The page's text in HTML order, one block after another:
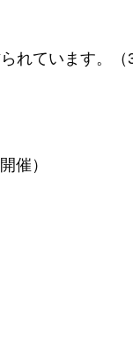
れています。
催）